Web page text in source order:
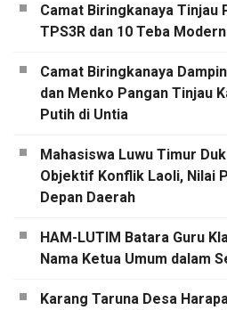
Camat Biringkanaya Tinjau
TPS3R dan 10 Teba
Camat Biringkanaya
dan Menko Pangan Tinjau
Putih di Untia
Mahasiswa Luwu Timur
Objektif Konflik Laoli, Nilai
Depan Daerah
HAM-LUTIM Batara Guru
Nama Ketua Umum dalam
Karang Taruna Desa